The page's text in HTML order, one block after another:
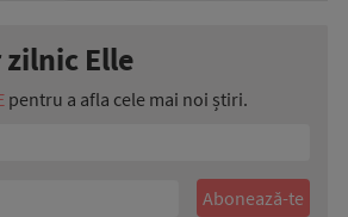
Elle
pentru a afla cele mai noi știri.